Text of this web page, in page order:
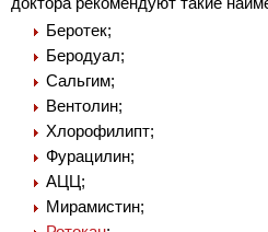
Беротек;
Беродуал;
Сальгим;
Вентолин;
Хлорофилипт;
Фурацилин;
АЦЦ;
Мирамистин;